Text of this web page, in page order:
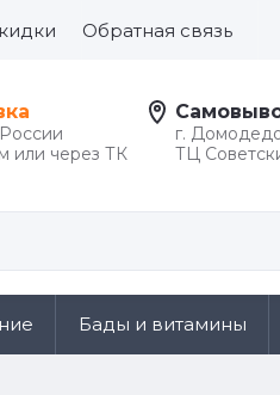
Обратная связь
или через ТК
г.
ТЦ
Бады и витамины